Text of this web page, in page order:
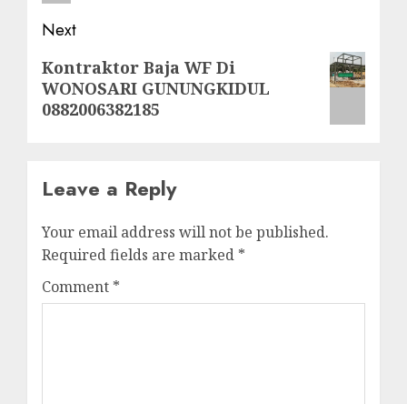
Next
Next
post:
Kontraktor Baja WF Di
WONOSARI GUNUNGKIDUL
0882006382185
Leave a Reply
Your email address will not be published.
Required fields are marked *
Comment *